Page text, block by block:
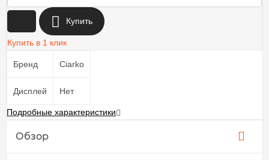
Купить
Купить в 1 клик
Бренд Ciarko
Дисплей Нет
Подробные характеристики
Обзор